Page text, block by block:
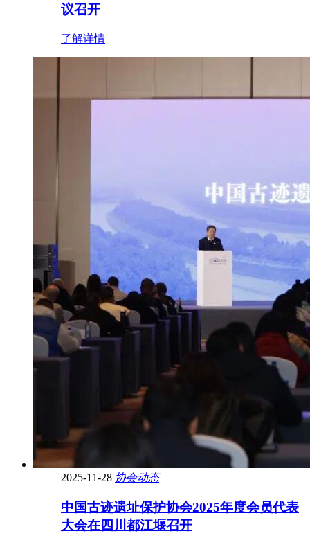
议召开
了解详情
2025-11-28 协会动态
中国古迹遗址保护协会2025年度会员代表
大会在四川都江堰召开